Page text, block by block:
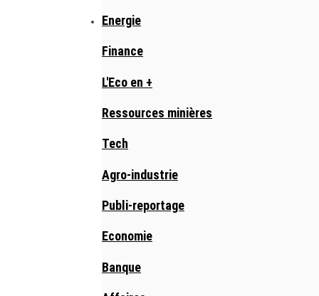
Energie
Finance
L'Eco en +
Ressources minières
Tech
Agro-industrie
Publi-reportage
Economie
Banque